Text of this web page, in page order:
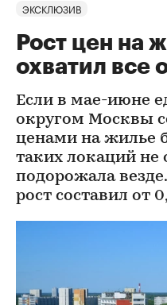
ЭКСКЛЮЗИВ
Рост цен на
охватил все
Если в мае-июне
округом Москвы
ценами на жилье
таких локаций не
подорожала
рост составил от